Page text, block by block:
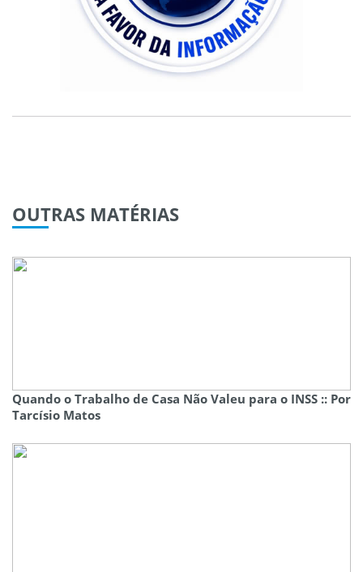
OUTRAS MATÉRIAS
Quando o Trabalho de Casa Não Valeu para o INSS :: Por
Tarcísio Matos